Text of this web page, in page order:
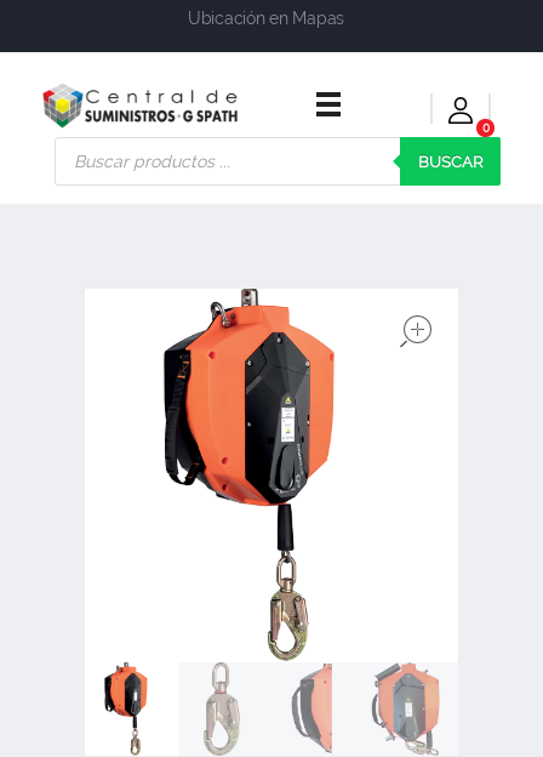
Ubicación en Mapas
Central de Suministros Gspath
Suministros y soluciones integrales para su empresa o negocio
0
BUSCAR